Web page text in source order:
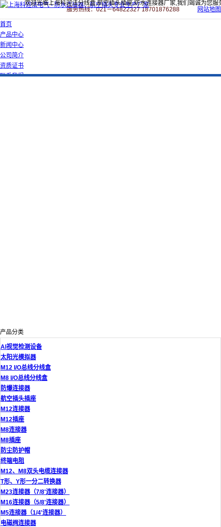
欢迎光临上海科迎法分线盒,航空插头插座,防水连接器厂家,我们竭诚为您服
服务热线：021－64822327 18701876288
网站地图
首页
产品中心
新闻中心
公司简介
资质证书
联系我们
产品分类
AI视觉检测设备
太阳光模拟器
M12 I/O总线分线盒
M8 I/O总线分线盒
防爆连接器
航空插头插座
M12连接器
M12插座
M8连接器
M8插座
防尘防护帽
终端电阻
M12、M8双头电缆连接器
T形、Y形一分二转换器
M23连接器（7/8'连接器）
M16连接器（5/8'连接器）
M5连接器（1/4'连接器）
电磁阀连接器